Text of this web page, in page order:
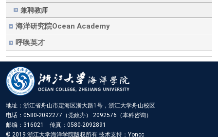
兼聘教师
海洋研究院Ocean Academy
呼唤英才
地址：浙江省舟山市定海区浙大路1号，浙江大学舟山校区
电话：0580-2092277（党政办） 2092576（本科咨询）
邮编：316021 传真：0580-2092891
© 2019 浙江大学海洋学院版权所有 技术支持：Yoncc